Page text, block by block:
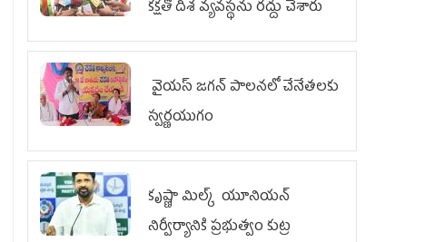
కక్షతో దిశ వ్య‌వ‌స్థ‌ను రద్దు చేశారు
వైయ‌స్ జగన్ పాలనలో చేనేతలకు
స్వర్ణయుగం
కృష్ణా మిల్క్‌ యూనియన్‌
నిర్వీర్యానికి ప్రభుత్వం కుట్ర